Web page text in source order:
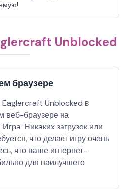
Unblocked
браузере
Eaglercraft Unblocked в
веб-браузере на
Никаких загрузок или
что делает игру очень
что ваше интернет-
для наилучшего